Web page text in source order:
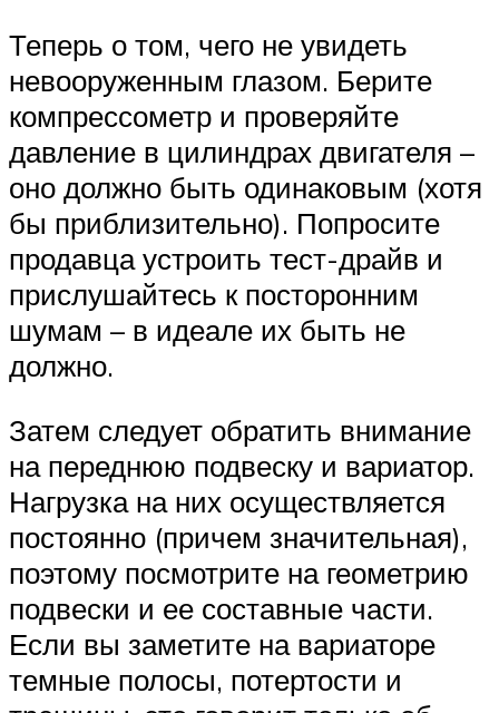
Теперь о том, чего не увидеть
невооруженным глазом. Берите
компрессометр и проверяйте
давление в цилиндрах двигателя –
оно должно быть одинаковым (хотя
бы приблизительно). Попросите
продавца устроить тест-драйв и
прислушайтесь к посторонним
шумам – в идеале их быть не
должно.
Затем следует обратить внимание
на переднюю подвеску и вариатор.
Нагрузка на них осуществляется
постоянно (причем значительная),
поэтому посмотрите на геометрию
подвески и ее составные части.
Если вы заметите на вариаторе
темные полосы, потертости и